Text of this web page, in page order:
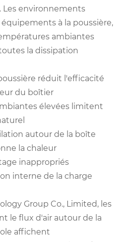
Les environnements
à la poussière,
ambiantes
la dissipation
réduit l'efficacité
du boîtier
élevées limitent
autour de la boîte
la chaleur
inappropriés
interne de la charge
Group Co., Limited, les
le flux d'air autour de la
affichent